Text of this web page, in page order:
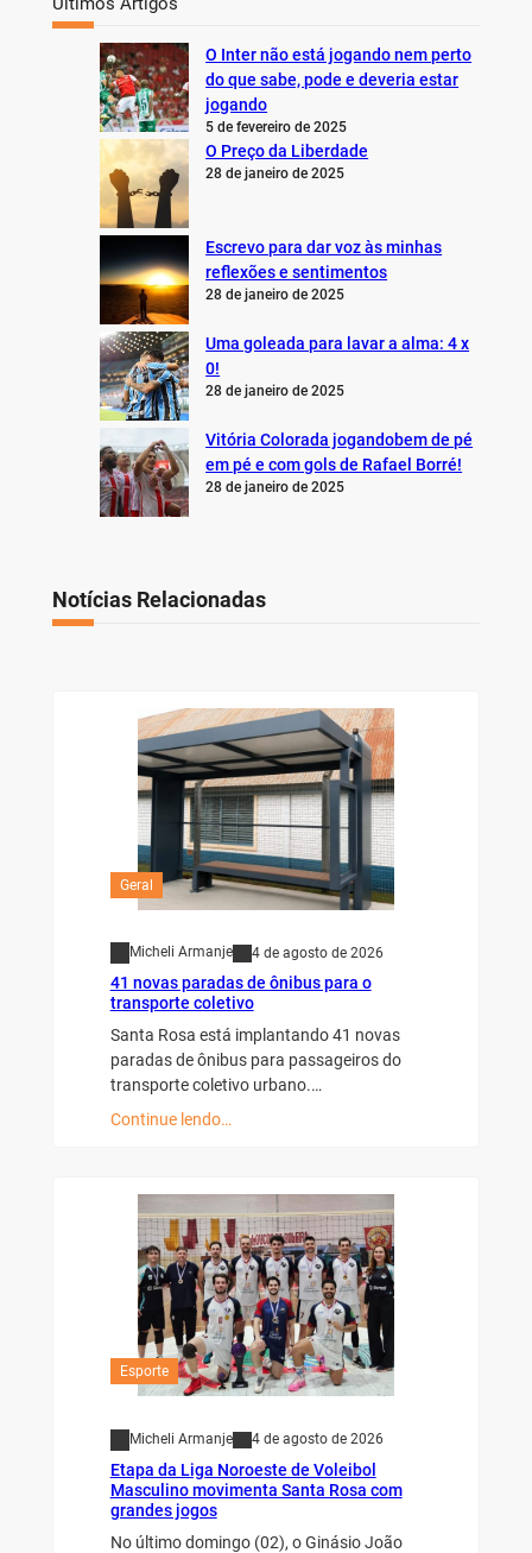
O Inter não está jogando nem perto
do que sabe, pode e deveria estar
jogando
5 de fevereiro de 2025
O Preço da Liberdade
28 de janeiro de 2025
Escrevo para dar voz às minhas
reflexões e sentimentos
28 de janeiro de 2025
Uma goleada para lavar a alma: 4 x
0!
28 de janeiro de 2025
Vitória Colorada jogandobem de pé
em pé e com gols de Rafael Borré!
28 de janeiro de 2025
Notícias Relacionadas
Geral
Micheli Armanje 4 de agosto de 2026
41 novas paradas de ônibus para o
transporte coletivo
Santa Rosa está implantando 41 novas
paradas de ônibus para passageiros do
transporte coletivo urbano.…
Continue lendo…
Esporte
Micheli Armanje 4 de agosto de 2026
Etapa da Liga Noroeste de Voleibol
Masculino movimenta Santa Rosa com
grandes jogos
No último domingo (02), o Ginásio João